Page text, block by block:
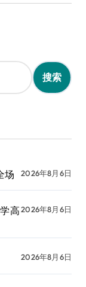
场 2026年8月6日
高2026年8月6日
2026年8月6日